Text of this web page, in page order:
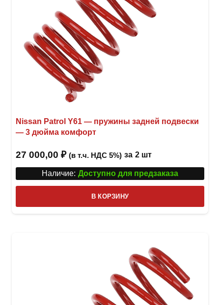
Nissan Patrol Y61 — пружины задней подвески
— 3 дюйма комфорт
27 000,00 ₽ (в т.ч. НДС 5%) за 2 шт
Наличие: Доступно для предзаказа
В КОРЗИНУ